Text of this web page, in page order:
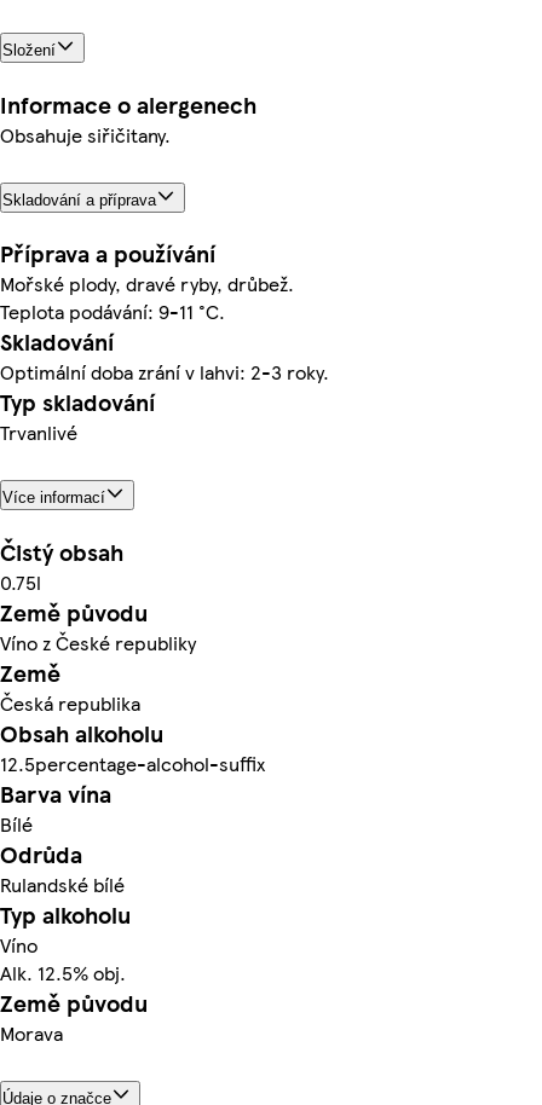
Složení
Informace o alergenech
Obsahuje siřičitany.
Skladování a příprava
Příprava a používání
Mořské plody, dravé ryby, drůbež.
Teplota podávání: 9-11 °C.
Skladování
Optimální doba zrání v lahvi: 2-3 roky.
Typ skladování
Trvanlivé
Více informací
Čistý obsah
0.75l
Země původu
Víno z České republiky
Země
Česká republika
Obsah alkoholu
12.5percentage-alcohol-suffix
Barva vína
Bílé
Odrůda
Rulandské bílé
Typ alkoholu
Víno
Alk. 12.5% obj.
Země původu
Morava
Údaje o značce